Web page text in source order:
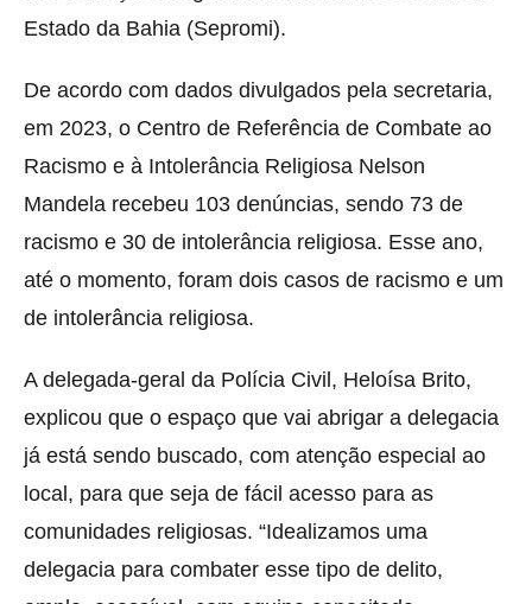
Estado da Bahia (Sepromi).
De acordo com dados divulgados pela secretaria,
em 2023, o Centro de Referência de Combate ao
Racismo e à Intolerância Religiosa Nelson
Mandela recebeu 103 denúncias, sendo 73 de
racismo e 30 de intolerância religiosa. Esse ano,
até o momento, foram dois casos de racismo e um
de intolerância religiosa.
A delegada-geral da Polícia Civil, Heloísa Brito,
explicou que o espaço que vai abrigar a delegacia
já está sendo buscado, com atenção especial ao
local, para que seja de fácil acesso para as
comunidades religiosas. “Idealizamos uma
delegacia para combater esse tipo de delito,